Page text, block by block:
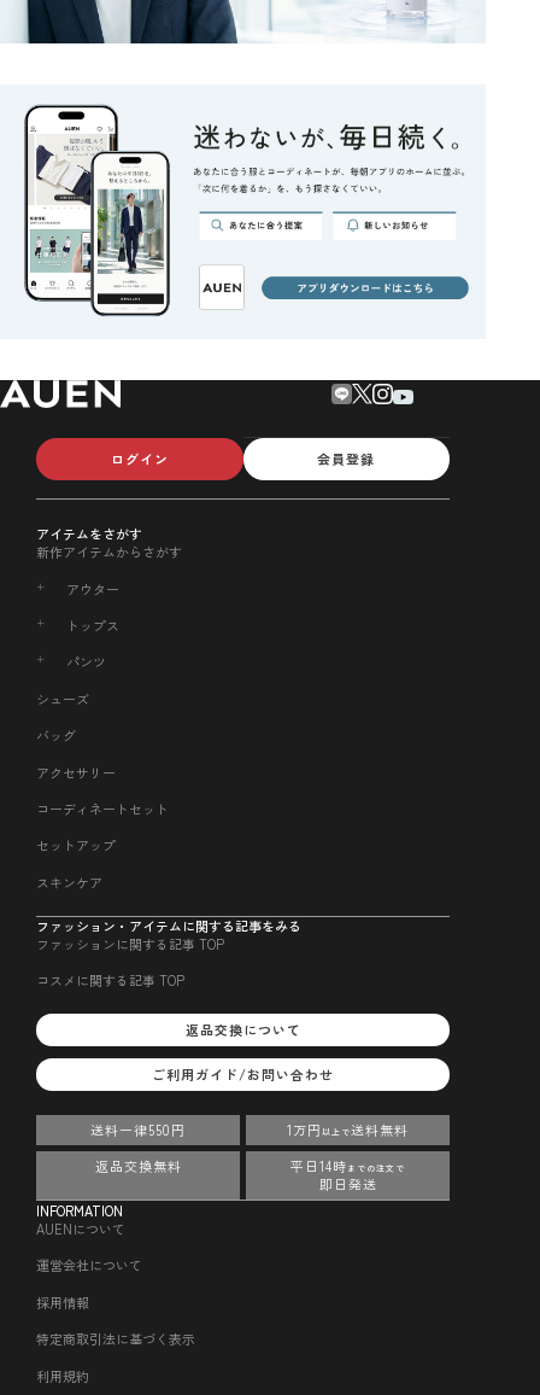
ログイン 会員登録
アイテムをさがす
新作アイテムからさがす
アウター
トップス
パンツ
シューズ
バッグ
アクセサリー
コーディネートセット
セットアップ
スキンケア
ファッション・アイテムに関する記事をみる
ファッションに関する記事 TOP
コスメに関する記事 TOP
返品交換について
ご利用ガイド/お問い合わせ
送料一律550円 1万円 以上で送料無料
返品交換無料
平日14時 までの注文で
即日発送
INFORMATION
AUENについて
運営会社について
採用情報
特定商取引法に基づく表示
利用規約